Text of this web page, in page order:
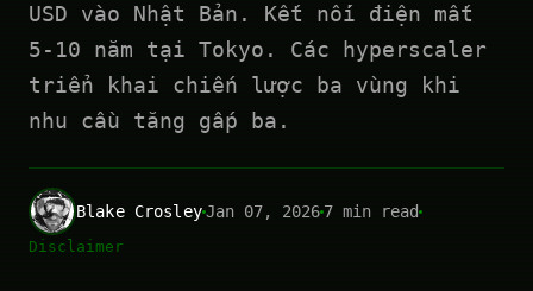
USD vào Nhật Bản. Kết nối điện mất
5-10 năm tại Tokyo. Các hyperscaler
triển khai chiến lược ba vùng khi
nhu cầu tăng gấp ba.
Blake CrosleyJan 07, 20267 min read
Disclaimer